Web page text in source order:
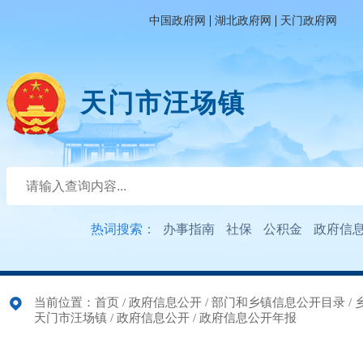
中国政府网 | 湖北政府网 | 天门政府网
天门市汪场镇
热词搜索： 办事指南 社保 公积金 政府信
当前位置： 首页 / 政府信息公开 / 部门和乡镇信息公开目录 /
天门市汪场镇 / 政府信息公开 / 政府信息公开年报